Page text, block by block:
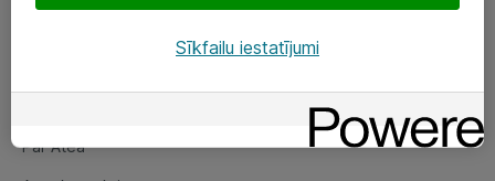
Par Atea
Par Atea
Sīkfailu iestatījumi